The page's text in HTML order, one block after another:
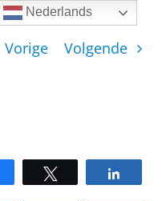
Vorige Volgende
Nederlands